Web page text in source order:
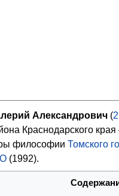
Александрович(2
Краснодарского края
философии Томского
(1992).